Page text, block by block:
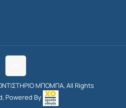
ΜΠΟΜΠΑ, All Rights
Powered By